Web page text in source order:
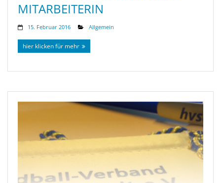
MITARBEITERIN
15. Februar 2016 Allgemein
hier klicken für mehr